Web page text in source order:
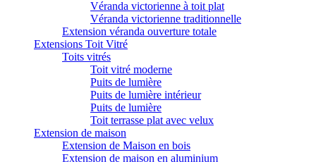
Véranda victorienne à toit plat
Véranda victorienne traditionnelle
Extension véranda ouverture totale
Extensions Toit Vitré
Toits vitrés
Toit vitré moderne
Puits de lumière
Puits de lumière intérieur
Puits de lumière
Toit terrasse plat avec velux
Extension de maison
Extension de Maison en bois
Extension de maison en aluminium